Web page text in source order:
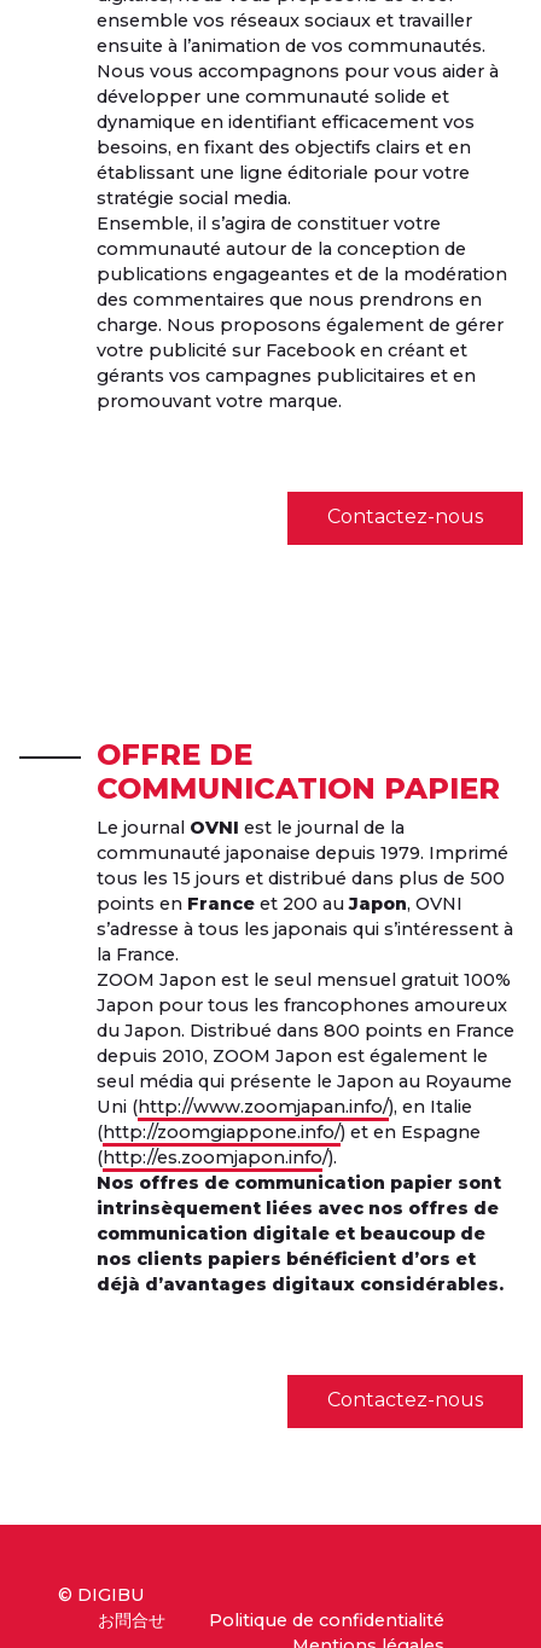
ensemble vos réseaux sociaux et travailler
ensuite à l’animation de vos communautés.
Nous vous accompagnons pour vous aider à
développer une communauté solide et
dynamique en identifiant efficacement vos
besoins, en fixant des objectifs clairs et en
établissant une ligne éditoriale pour votre
stratégie social media.
Ensemble, il s’agira de constituer votre
communauté autour de la conception de
publications engageantes et de la modération
des commentaires que nous prendrons en
charge. Nous proposons également de gérer
votre publicité sur Facebook en créant et
gérants vos campagnes publicitaires et en
promouvant votre marque.
Contactez-nous
OFFRE DE
COMMUNICATION PAPIER
Le journal OVNI est le journal de la
communauté japonaise depuis 1979. Imprimé
tous les 15 jours et distribué dans plus de 500
points en France et 200 auJapon, OVNI
s’adresse à tous les japonais qui s’intéressent à
la France.
ZOOM Japon est le seul mensuel gratuit 100%
Japon pour tous les francophones amoureux
du Japon. Distribué dans 800 points en France
depuis 2010, ZOOM Japon est également le
seul média qui présente le Japon au Royaume
Uni (http://www.zoomjapan.info/), en Italie
(http://zoomgiappone.info/) et en Espagne
(http://es.zoomjapon.info/).
Nos offres de communication papier sont
intrinsèquement liées avec nos offres de
communication digitale et beaucoup de
nos clients papiers bénéficient d’ors et
déjà d’avantages digitaux considérables.
Contactez-nous
© DIGIBU
お問合せ
Politique de confidentialité